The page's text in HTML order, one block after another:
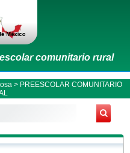
comunitario rural
> PREESCOLAR COMUNITARIO